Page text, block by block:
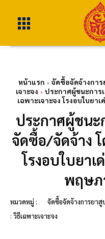
หน้าแรก จัดซื้อจัดจ้างกา
เจาะจง
ประกาศผู้ชนะการ
เฉพาะเจาะจง โรงอบใบย
ประกาศผู้ชนะ
จัดซื้อ/จัดจ้าง โ
โรงอบใบยา
พฤษภ
หมวดหมู่ :
จัดซื้อจัดจ้างการยา
: วิธีเฉพาะเจาะจง